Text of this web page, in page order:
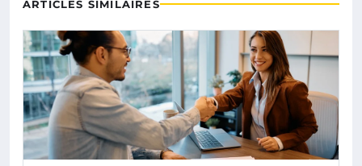
ARTICLES SIMILAIRES